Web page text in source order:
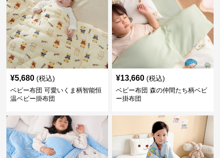
¥5,680 (税込)
ベビー布団 可愛いくま柄智能恒
温ベビー掛布団
¥13,660 (税込)
ベビー布団 森の仲間たち柄ベビ
ー掛布団